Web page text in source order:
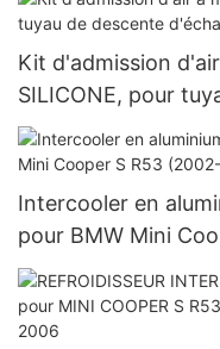
Kit d'admission
SILICONE, pour
d'échappement
Intercooler en
pour BMW Mini